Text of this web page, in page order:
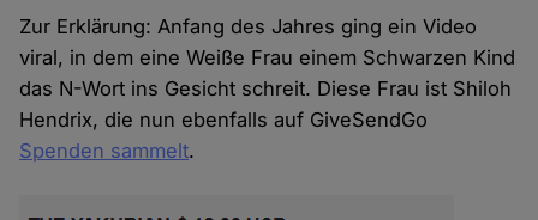
Zur Erklärung: Anfang des Jahres ging ein Video
viral, in dem eine Weiße Frau einem Schwarzen Kind
das N-Wort ins Gesicht schreit. Diese Frau ist Shiloh
Hendrix, die nun ebenfalls auf GiveSendGo
Spenden sammelt.